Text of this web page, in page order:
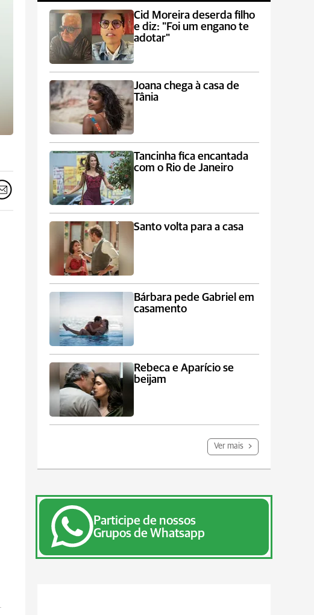
Cid Moreira deserda filho
e diz: "Foi um engano te
adotar"
Joana chega à casa de
Tânia
Tancinha fica encantada
com o Rio de Janeiro
Santo volta para a casa
Bárbara pede Gabriel em
casamento
Rebeca e Aparício se
beijam
Ver mais
Participe de nossos
Grupos de Whatsapp